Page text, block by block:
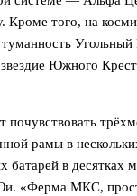
Кроме того, на
Южного
почувствовать
рамы в
батарей в десятках
«Ферма МКС,